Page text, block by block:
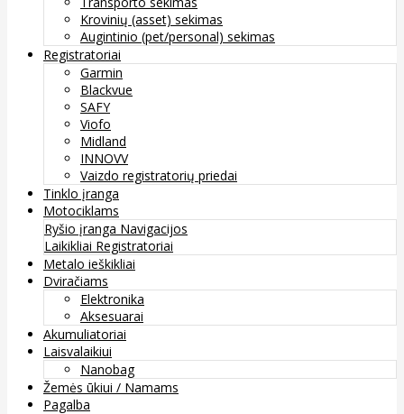
Krovinių (asset) sekimas
Augintinio (pet/personal) sekimas
Registratoriai
Garmin
Blackvue
SAFY
Viofo
Midland
INNOVV
Vaizdo registratorių priedai
Tinklo įranga
Motociklams
Ryšio įranga Navigacijos
Laikikliai Registratoriai
Metalo ieškikliai
Dviračiams
Elektronika
Aksesuarai
Akumuliatoriai
Laisvalaikiui
Nanobag
Žemės ūkiui / Namams
Pagalba